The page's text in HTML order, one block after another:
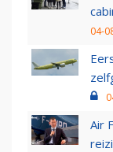
04-
Air